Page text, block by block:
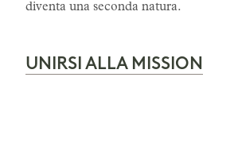
diventa una seconda natura.
UNIRSI ALLA MISSION